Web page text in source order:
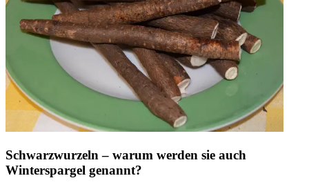
Schwarzwurzeln – warum werden sie auch
Winterspargel genannt?